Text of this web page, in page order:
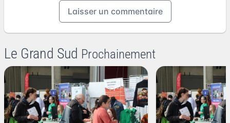
Laisser un commentaire
Le Grand Sud Prochainement